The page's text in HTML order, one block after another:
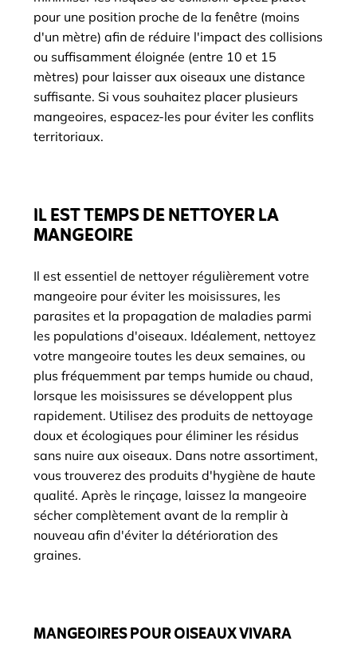
pour une position proche de la fenêtre (moins
d'un mètre) afin de réduire l'impact des collisions
ou suffisamment éloignée (entre 10 et 15
mètres) pour laisser aux oiseaux une distance
suffisante. Si vous souhaitez placer plusieurs
mangeoires, espacez-les pour éviter les conflits
territoriaux.
IL EST TEMPS DE NETTOYER LA
MANGEOIRE
Il est essentiel de nettoyer régulièrement votre
mangeoire pour éviter les moisissures, les
parasites et la propagation de maladies parmi
les populations d'oiseaux. Idéalement, nettoyez
votre mangeoire toutes les deux semaines, ou
plus fréquemment par temps humide ou chaud,
lorsque les moisissures se développent plus
rapidement. Utilisez des produits de nettoyage
doux et écologiques pour éliminer les résidus
sans nuire aux oiseaux. Dans notre assortiment,
vous trouverez des produits d'hygiène de haute
qualité. Après le rinçage, laissez la mangeoire
sécher complètement avant de la remplir à
nouveau afin d'éviter la détérioration des
graines.
MANGEOIRES POUR OISEAUX VIVARA